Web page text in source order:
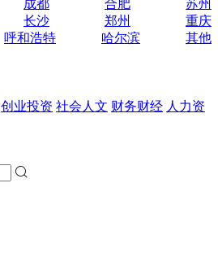
成都 合肥
苏州
长沙 郑州
重庆
呼和浩特 哈尔滨
其他
创业投资 社会人文 财务财经 人力资